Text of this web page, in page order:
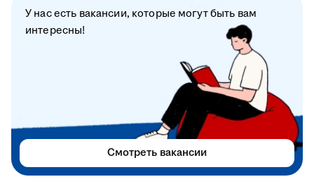
У нас есть вакансии, которые могут быть вам
интересны!
Смотреть вакансии